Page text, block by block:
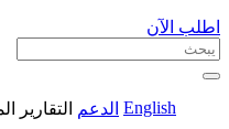
اطلب الآن
English الدعم